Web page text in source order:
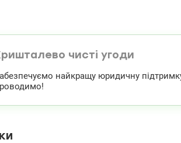
чисті угоди
найкращу юридичну підтримку